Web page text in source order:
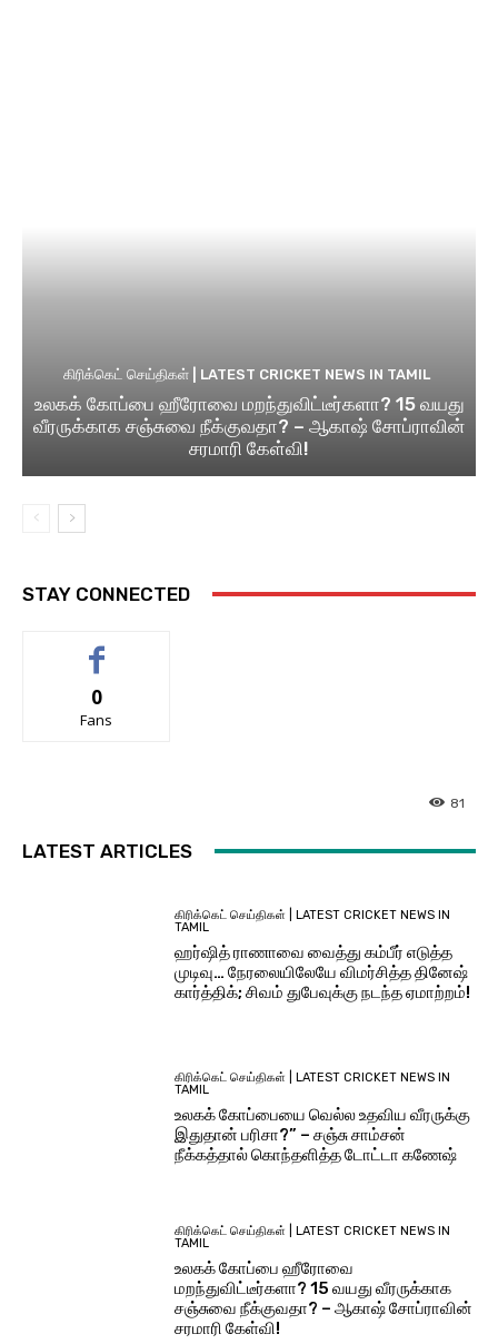
கிரிக்கெட் செய்திகள் | LATEST CRICKET NEWS IN TAMIL
உலகக் கோப்பை ஹீரோவை மறந்துவிட்டீர்களா? 15 வயது
வீரருக்காக சஞ்சுவை நீக்குவதா? – ஆகாஷ் சோப்ராவின்
சரமாரி கேள்வி!
STAY CONNECTED
0
Fans
81
LATEST ARTICLES
கிரிக்கெட் செய்திகள் | LATEST CRICKET NEWS IN
TAMIL
ஹர்ஷித் ராணாவை வைத்து கம்பீர் எடுத்த
முடிவு… நேரலையிலேயே விமர்சித்த தினேஷ்
கார்த்திக்; சிவம் துபேவுக்கு நடந்த ஏமாற்றம்!
கிரிக்கெட் செய்திகள் | LATEST CRICKET NEWS IN
TAMIL
உலகக் கோப்பையை வெல்ல உதவிய வீரருக்கு
இதுதான் பரிசா?” – சஞ்சு சாம்சன்
நீக்கத்தால் கொந்தளித்த டோட்டா கணேஷ்
கிரிக்கெட் செய்திகள் | LATEST CRICKET NEWS IN
TAMIL
உலகக் கோப்பை ஹீரோவை
மறந்துவிட்டீர்களா? 15 வயது வீரருக்காக
சஞ்சுவை நீக்குவதா? – ஆகாஷ் சோப்ராவின்
சரமாரி கேள்வி!